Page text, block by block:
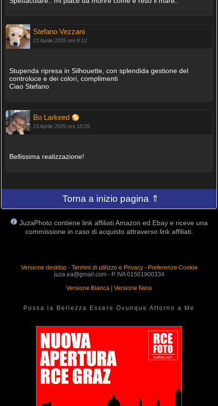
Stefano Vezzani
23 Aprile 2025 ore 8:12
Stupenda ripresa in Silhouette, con splendida gestione del
controluce e dei colori, complimenti
Ciao Stefano
Bo Larkeed
23 Aprile 2025 ore 10:25
Bellissima realizzazione!
Torna a inizio pagina ⇑
JuzaPhoto contiene link affiliati Amazon ed Ebay e riceve una
commissione in caso di acquisto attraverso link affiliati.
Versione desktop- Termini di utilizzo e Privacy- Preferenze Cookie
juza.ea@gmail.com - P. IVA 01501900334
Versione Bianca
Versione Nera
Possa la Bellezza Essere Ovunque Attorno a Me